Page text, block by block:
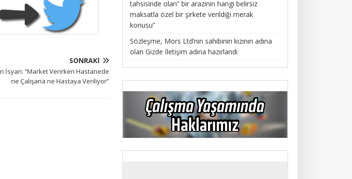
SONRAKI
İsyan: “Market Verirken Hastanede
ne Çalışana ne Hastaya Veriliyor”
tahsisinde olan” bir arazinin hangi belirsiz
maksatla özel bir şirkete verildiği merak
konusu”
Sözleşme, Mors Ltd’nin sahibinin kızının adına
olan Gizde İletişim adına hazırlandı